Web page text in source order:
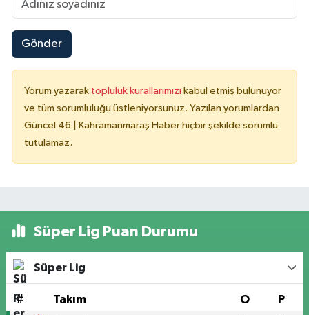
Gönder
Yorum yazarak topluluk kurallarımızı kabul etmiş bulunuyor
ve tüm sorumluluğu üstleniyorsunuz. Yazılan yorumlardan
Güncel 46 | Kahramanmaraş Haber hiçbir şekilde sorumlu
tutulamaz.
Süper Lig Puan Durumu
Süper Lig
# Takım O P